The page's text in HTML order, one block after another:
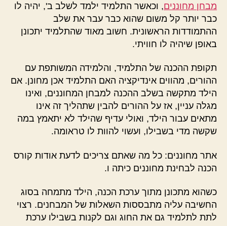
מבחן מחוננים, וכאשר התלמיד ילמד לשלב ב', יהיה לו
כבר יותר קל משום שהוא כבר עבר את שלב
ההתמודדות הראשונית. חשוב מאוד שהתלמיד יתכונן
באופן שיהיה לו חוויתי.
תקופת ההכנה של התלמיד, והלמידה המשותפת עם
ההורים, מהווים אינדיקציה האם התלמיד אכן מחונן. אם
הילד מתקשה בשלב ההכנה למבחן המחוננים, ואינו
מגלה עניין, אז על ההורים להבין שתהליך זה אינו
מתאים עבור הילד, ואולי עדיף שהילד לא יתאמץ במה
שקשה מדי בשבילו, ועשוי להוות לו טראומה.
אתר מחוננים: כל מה שאתם צריכים לדעת אודות קורס
הכנה לבחינת מחוננים כיתה ו.
כשהוא מתכונן מתוך ערכת הכנה, הילד מתמחה בסוג
החשיבה עליה מתבססות השאלות של המבחנים. רצוי
לתת לתלמיד גם את החוג וגם לקנות בשבילו ערכת